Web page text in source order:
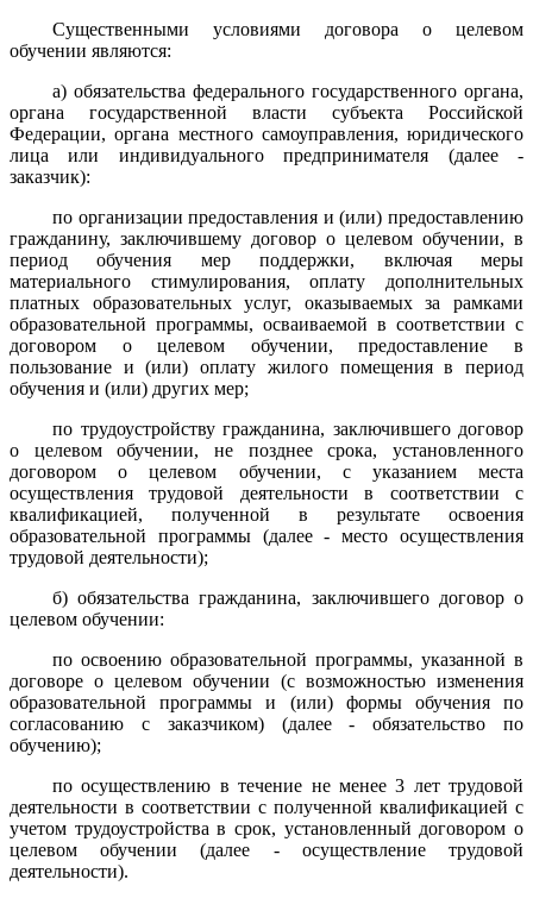
Существенными условиями договора о целевом
обучении являются:
а) обязательства федерального государственного органа,
органа государственной власти субъекта Российской
Федерации, органа местного самоуправления, юридического
лица или индивидуального предпринимателя (далее -
заказчик):
по организации предоставления и (или) предоставлению
гражданину, заключившему договор о целевом обучении, в
период обучения мер поддержки, включая меры
материального стимулирования, оплату дополнительных
платных образовательных услуг, оказываемых за рамками
образовательной программы, осваиваемой в соответствии с
договором о целевом обучении, предоставление в
пользование и (или) оплату жилого помещения в период
обучения и (или) других мер;
по трудоустройству гражданина, заключившего договор
о целевом обучении, не позднее срока, установленного
договором о целевом обучении, с указанием места
осуществления трудовой деятельности в соответствии с
квалификацией, полученной в результате освоения
образовательной программы (далее - место осуществления
трудовой деятельности);
б) обязательства гражданина, заключившего договор о
целевом обучении:
по освоению образовательной программы, указанной в
договоре о целевом обучении (с возможностью изменения
образовательной программы и (или) формы обучения по
согласованию с заказчиком) (далее - обязательство по
обучению);
по осуществлению в течение не менее 3 лет трудовой
деятельности в соответствии с полученной квалификацией с
учетом трудоустройства в срок, установленный договором о
целевом обучении (далее - осуществление трудовой
деятельности).